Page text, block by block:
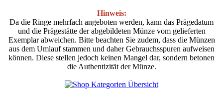
Hinweis:
Da die Ringe mehrfach angeboten werden, kann das Prägedatum
und die Prägestätte der abgebildeten Münze vom gelieferten
Exemplar abweichen. Bitte beachten Sie zudem, dass die Münzen
aus dem Umlauf stammen und daher Gebrauchsspuren aufweisen
können. Diese stellen jedoch keinen Mangel dar, sondern betonen
die Authentizität der Münze.